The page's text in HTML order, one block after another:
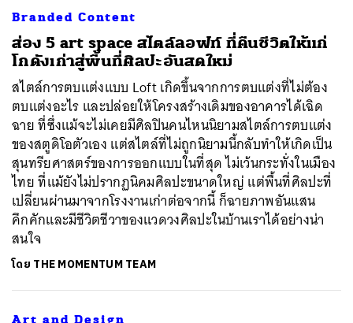
Branded Content
ส่อง 5 art space สไตล์ลอฟท์ ที่คืนชีวิตให้แก่
โกดังเก่าสู่พื้นที่ศิลปะอันสดใหม่
สไตล์การตบแต่งแบบ Loft เกิดขึ้นจากการตบแต่งที่ไม่ต้อง
ตบแต่งอะไร และปล่อยให้โครงสร้างเดิมของอาคารได้เฉิด
ฉาย ที่ซึ่งแม้จะไม่เคยมีศิลปินคนไหนนิยามสไตล์การตบแต่ง
ของสตูดิโอตัวเอง แต่สไตล์ที่ไม่ถูกนิยามนี้กลับทำให้เกิดเป็น
สุนทรียศาสตร์ของการออกแบบในที่สุด ไม่เว้นกระทั่งในเมือง
ไทย ที่แม้ยังไม่ปรากฏนิคมศิลปะขนาดใหญ่ แต่พื้นที่ศิลปะที่
เปลี่ยนผ่านมาจากโรงงานเก่าต่อจากนี้ ก็ฉายภาพอันแสน
คึกคักและมีชีวิตชีวาของแวดวงศิลปะในบ้านเราได้อย่างน่า
สนใจ
โดย THE MOMENTUM TEAM
Art and Design
ค้นหา
SHARE TWEET LINE EMAIL